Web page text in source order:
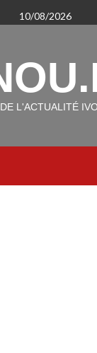
10/08/2026
L'ACTUALITÉ